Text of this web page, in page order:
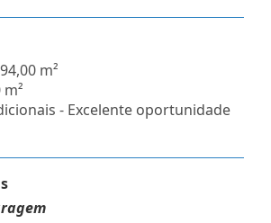
m²
- Excelente oportunidade